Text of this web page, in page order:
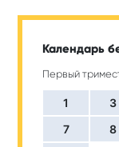
Календарь
Первый
1 3
7
8